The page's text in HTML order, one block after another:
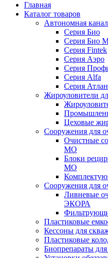
Главная
Каталог товаров
Автономная
Серия Био
Серия Био
Серия Fintek
Серия Аэро
Серия
Серия Alfa
Серия
Жироуловители
Цеховые
Сооружения для
Очистные
МО
Блоки
МО
Сооружения для
Ливневые
ЭКОРА
Пластиковые
Кессоны для
Пластиковые
Биопрепараты